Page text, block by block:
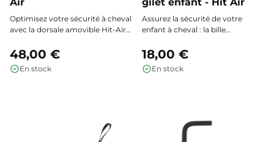
Optimisez votre sécurité à cheval
avec la dorsale amovible Hit-Air,
l’arrière de votre gilet airbag et
renforcer efficacement la
protection de votre colonne
48,00 €
En stock
Assurez la sécurité de votre
enfant à cheval : la bille
déclenchement optimal du gilet
airbag Enfant -25 kg en cas de
chute.
18,00 €
En stock